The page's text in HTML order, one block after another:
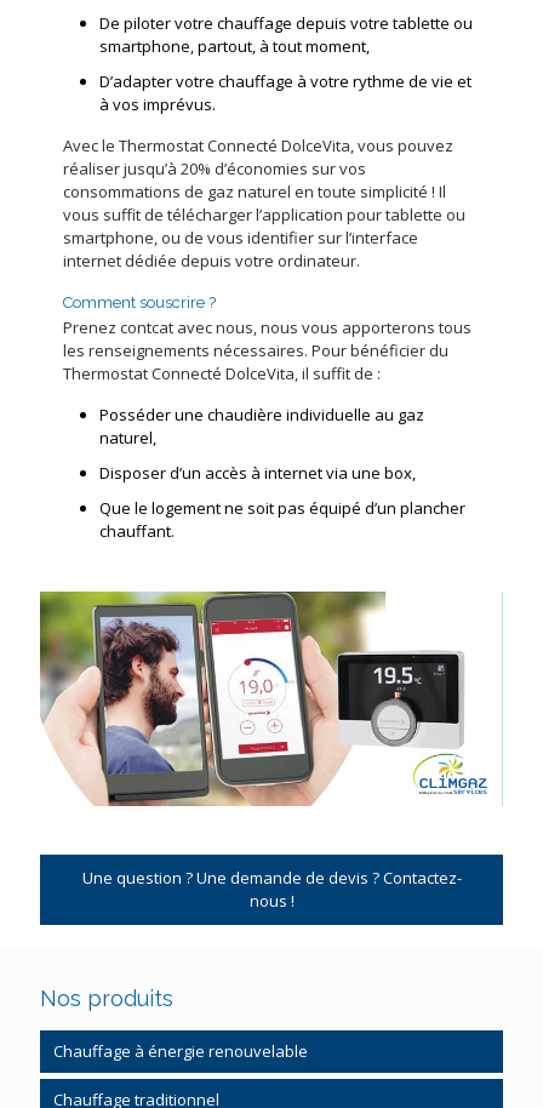
De piloter votre chauffage depuis votre tablette ou
smartphone, partout, à tout moment,
D’adapter votre chauffage à votre rythme de vie et
à vos imprévus.
Avec le Thermostat Connecté DolceVita, vous pouvez
réaliser jusqu’à 20% d’économies sur vos
consommations de gaz naturel en toute simplicité ! Il
vous suffit de télécharger l’application pour tablette ou
smartphone, ou de vous identifier sur l’interface
internet dédiée depuis votre ordinateur.
Comment souscrire ?
Prenez contcat avec nous, nous vous apporterons tous
les renseignements nécessaires. Pour bénéficier du
Thermostat Connecté DolceVita, il suffit de :
Posséder une chaudière individuelle au gaz
naturel,
Disposer d’un accès à internet via une box,
Que le logement ne soit pas équipé d’un plancher
chauffant.
Une question ? Une demande de devis ? Contactez-
nous !
Nos produits
Chauffage à énergie renouvelable
Pompe à chaleur
Chauffage traditionnel